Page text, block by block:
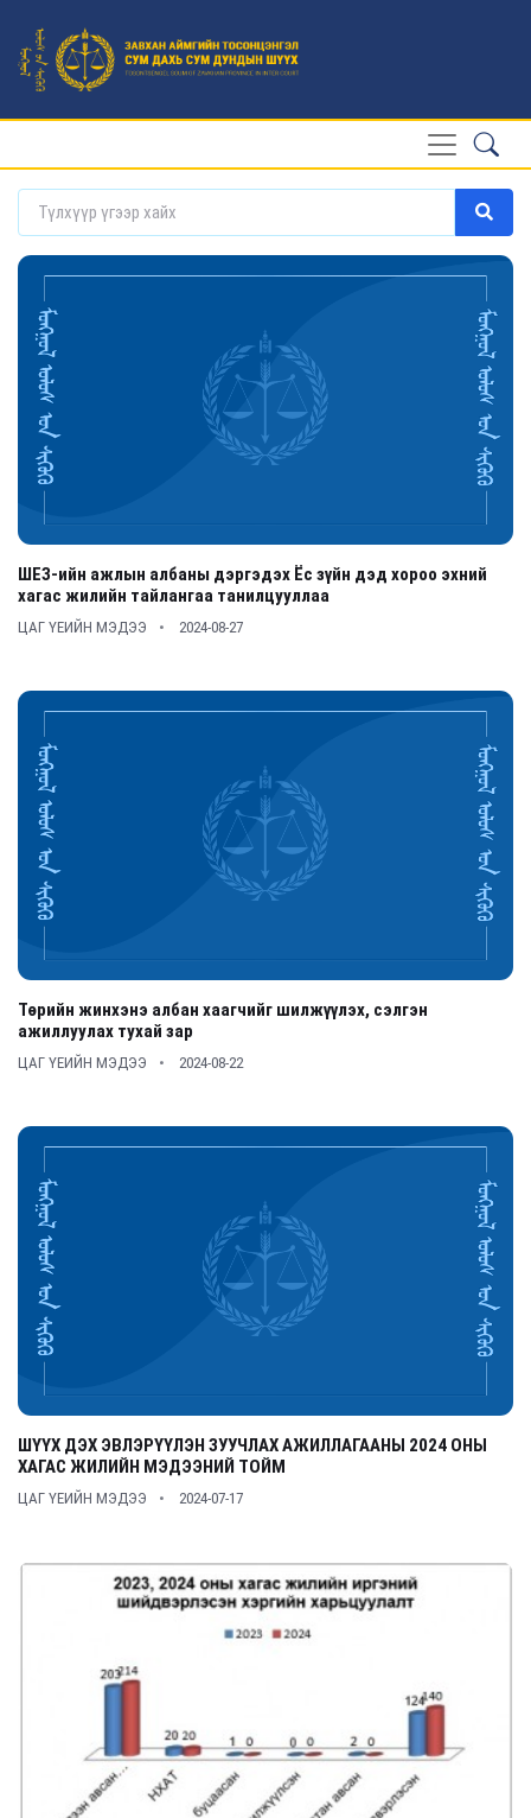
ШЕЗ-ийн ажлын албаны дэргэдэх Ёс зүйн дэд хороо эхний
хагас жилийн тайлангаа танилцууллаа
ЦАГ ҮЕИЙН МЭДЭЭ 2024-08-27
Төрийн жинхэнэ албан хаагчийг шилжүүлэх, сэлгэн
ажиллуулах тухай зар
ЦАГ ҮЕИЙН МЭДЭЭ 2024-08-22
ШҮҮХ ДЭХ ЭВЛЭРҮҮЛЭН ЗУУЧЛАХ АЖИЛЛАГААНЫ 2024 ОНЫ
ХАГАС ЖИЛИЙН МЭДЭЭНИЙ ТОЙМ
ЦАГ ҮЕИЙН МЭДЭЭ 2024-07-17